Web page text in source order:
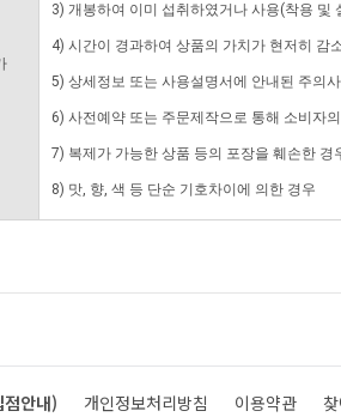
3) 개봉하여 이미 섭취하였거나 사용(착용 및
4) 시간이 경과하여 상품의 가치가 현저히 감
5) 상세정보 또는 사용설명서에 안내된 주의
6) 사전예약 또는 주문제작으로 통해 소비자
7) 복제가 가능한 상품 등의 포장을 훼손한 경
8) 맛, 향, 색 등 단순 기호차이에 의한 경우
안내) 개인정보처리방침 이용약관